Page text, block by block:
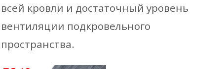
всей кровли и достаточный уровень
вентиляции подкровельного
пространства.